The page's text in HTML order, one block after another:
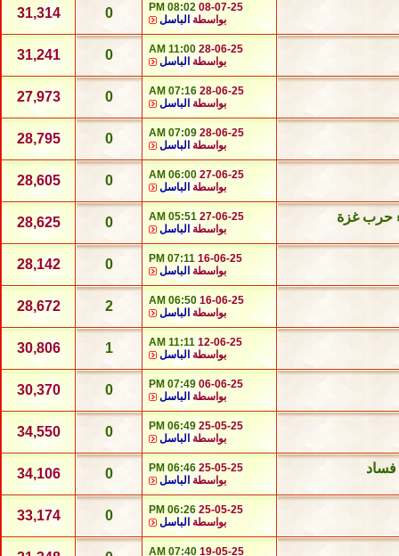
08-07-25
08:02 PM
بواسطة الباسل 0
31,314
28-06-25
11:00 AM
بواسطة الباسل 0
31,241
28-06-25
07:16 AM
بواسطة الباسل 0
27,973
28-06-25
07:09 AM
بواسطة الباسل 0
28,795
27-06-25
06:00 AM
بواسطة الباسل 0
28,605
حرب غزة 27-06-25
05:51 AM
بواسطة الباسل 0
28,625
16-06-25
07:11 PM
بواسطة الباسل 0
28,142
16-06-25
06:50 AM
بواسطة الباسل 2
28,672
12-06-25
11:11 AM
بواسطة الباسل 1
30,806
06-06-25
07:49 PM
بواسطة الباسل 0
30,370
25-05-25
06:49 PM
بواسطة الباسل 0
34,550
25-05-25
06:46 PM
بواسطة الباسل 0
34,106
25-05-25
06:26 PM
بواسطة الباسل 0
33,174
19-05-25
07:40 AM